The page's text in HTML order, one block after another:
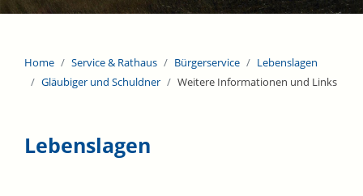
Home Service & Rathaus Bürgerservice
Lebenslagen
Gläubiger und Schuldner
Weitere Informationen und Links
Lebenslagen